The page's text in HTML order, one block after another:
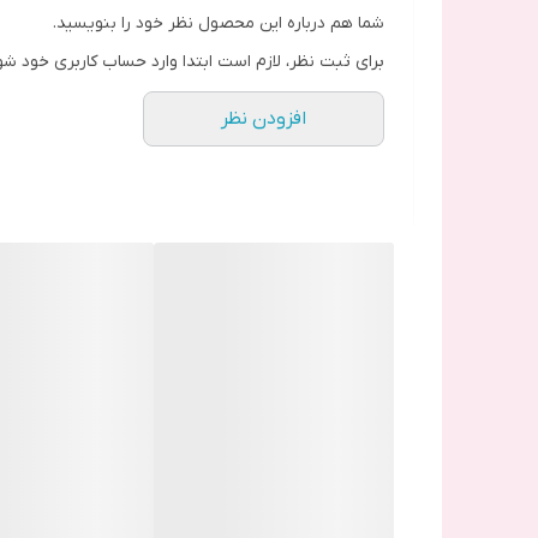
شما هم درباره این محصول نظر خود را بنویسید.
برای ثبت نظر، لازم است ابتدا وارد حساب کاربری خود
افزودن نظر